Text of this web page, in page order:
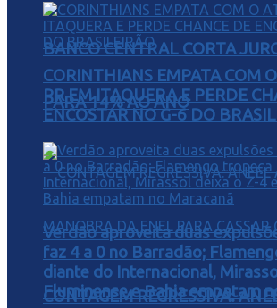
BANCO CENTRAL CORTA
PARA 14% AO ANO
CONTAGEM REGRESSIVA:
CORINTHIANS EMPATA COM
PR EM ITAQUERA E PERDE
ENCOSTAR NO G-6 DO
Verdão aproveita duas
faz 4 a 0 no Barradão;
diante do Internacional,
Fluminense e Bahia empatam